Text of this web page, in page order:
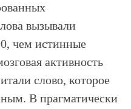
вызывали
чем истинные
активность
слово, которое
В прагматически